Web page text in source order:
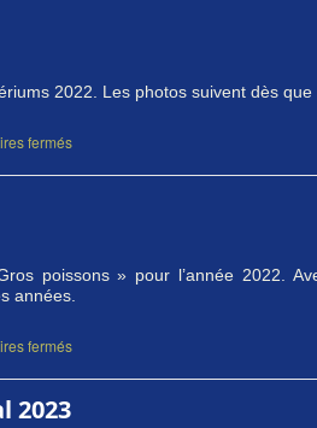
2022. Les photos suivent dès que
fermés
poissons » pour l’année 2022.
années.
fermés
2023